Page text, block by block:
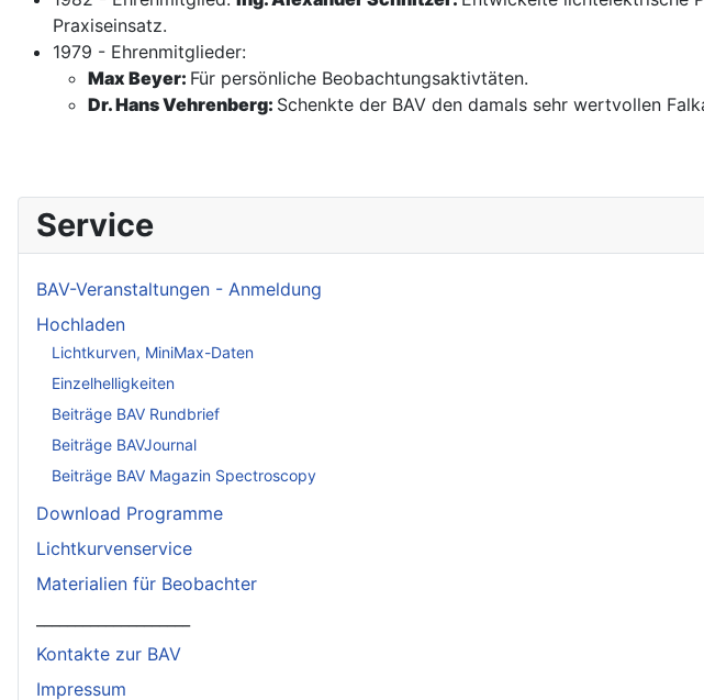
Praxiseinsatz.
1979 - Ehrenmitglieder:
Max Beyer: Für persönliche Beobachtungsaktivtäten.
Dr. Hans Vehrenberg: Schenkte der BAV den damals sehr wertvollen
Service
BAV-Veranstaltungen - Anmeldung
Hochladen
Lichtkurven, MiniMax-Daten
Einzelhelligkeiten
Beiträge BAV Rundbrief
Beiträge BAVJournal
Beiträge BAV Magazin Spectroscopy
Download Programme
Lichtkurvenservice
Materialien für Beobachter
Kontakte zur BAV
Impressum